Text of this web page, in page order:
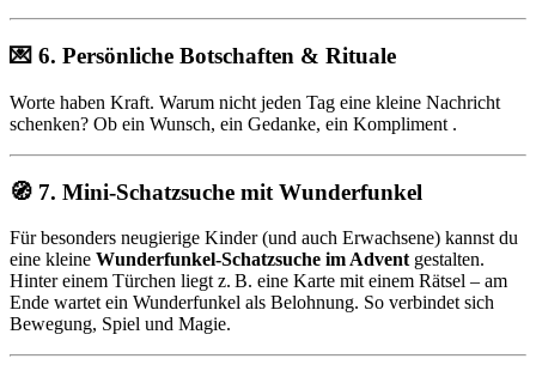
💌 6. Persönliche Botschaften & Rituale
Worte haben Kraft. Warum nicht jeden Tag eine kleine Nachricht
schenken? Ob ein Wunsch, ein Gedanke, ein Kompliment .
🧭 7. Mini-Schatzsuche mit Wunderfunkel
Für besonders neugierige Kinder (und auch Erwachsene) kannst du
eine kleine Wunderfunkel-Schatzsuche im Advent gestalten.
Hinter einem Türchen liegt z. B. eine Karte mit einem Rätsel – am
Ende wartet ein Wunderfunkel als Belohnung. So verbindet sich
Bewegung, Spiel und Magie.